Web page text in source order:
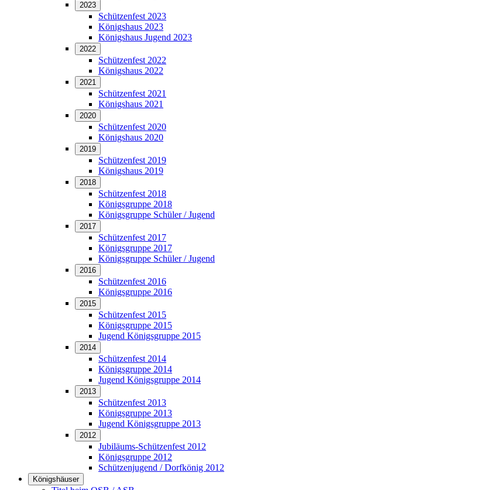
2023
Schützenfest 2023
Königshaus 2023
Königshaus Jugend 2023
2022
Schützenfest 2022
Königshaus 2022
2021
Schützenfest 2021
Königshaus 2021
2020
Schützenfest 2020
Königshaus 2020
2019
Schützenfest 2019
Königshaus 2019
2018
Schützenfest 2018
Königsgruppe 2018
Königsgruppe Schüler / Jugend
2017
Schützenfest 2017
Königsgruppe 2017
Königsgruppe Schüler / Jugend
2016
Schützenfest 2016
Königsgruppe 2016
2015
Schützenfest 2015
Königsgruppe 2015
Jugend Königsgruppe 2015
2014
Schützenfest 2014
Königsgruppe 2014
Jugend Königsgruppe 2014
2013
Schützenfest 2013
Königsgruppe 2013
Jugend Königsgruppe 2013
2012
Jubiläums-Schützenfest 2012
Königsgruppe 2012
Schützenjugend / Dorfkönig 2012
Königshäuser